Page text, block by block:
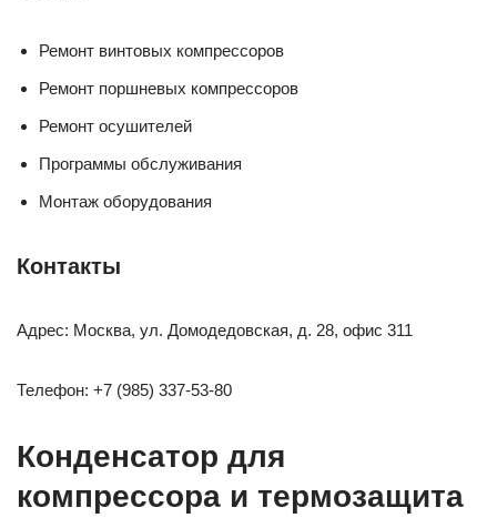
Ремонт винтовых компрессоров
Ремонт поршневых компрессоров
Ремонт осушителей
Программы обслуживания
Монтаж оборудования
Контакты
Адрес: Москва, ул. Домодедовская, д. 28, офис 311
Телефон: +7 (985) 337-53-80
Конденсатор для
компрессора и термозащита